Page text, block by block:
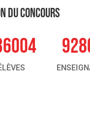
DU CONCOURS